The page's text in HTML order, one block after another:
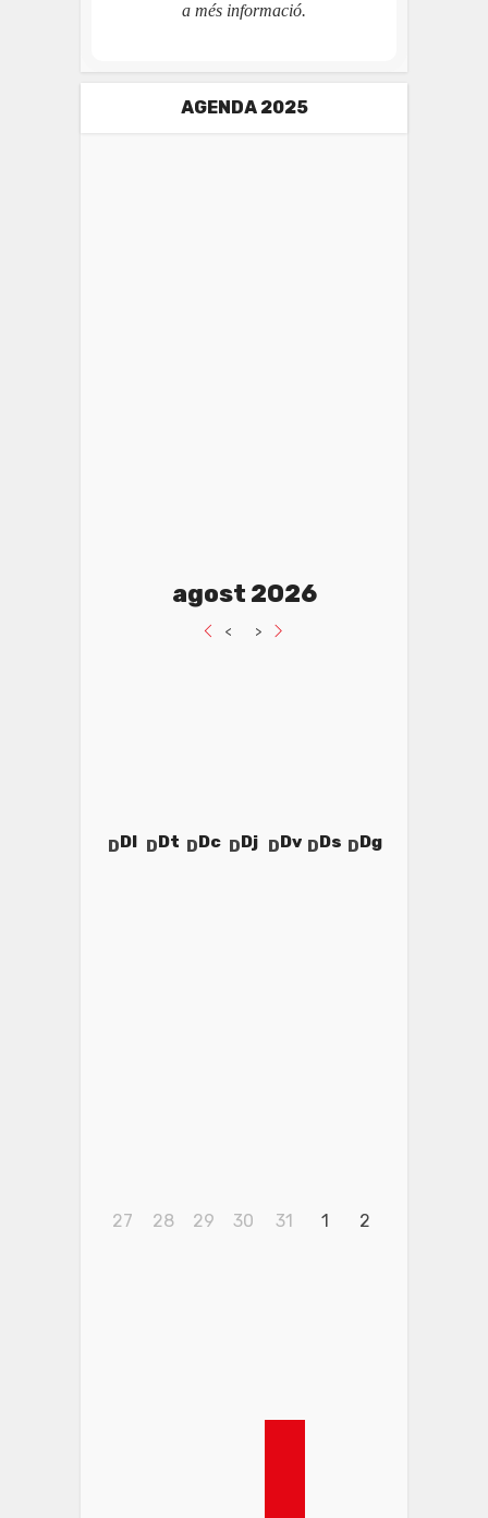
a més informació.
AGENDA 2025
<
agost 2026
>
Dl Dt Dc Dj Dv Ds Dg
27 28 29 30 31 1 2